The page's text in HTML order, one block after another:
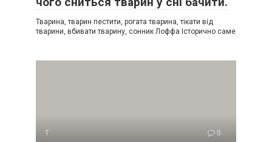
Тварина, тварин пестити, рогата тварина, тікати від
тварини, вбивати тварину, сонник Лоффа Історично саме
Т 0